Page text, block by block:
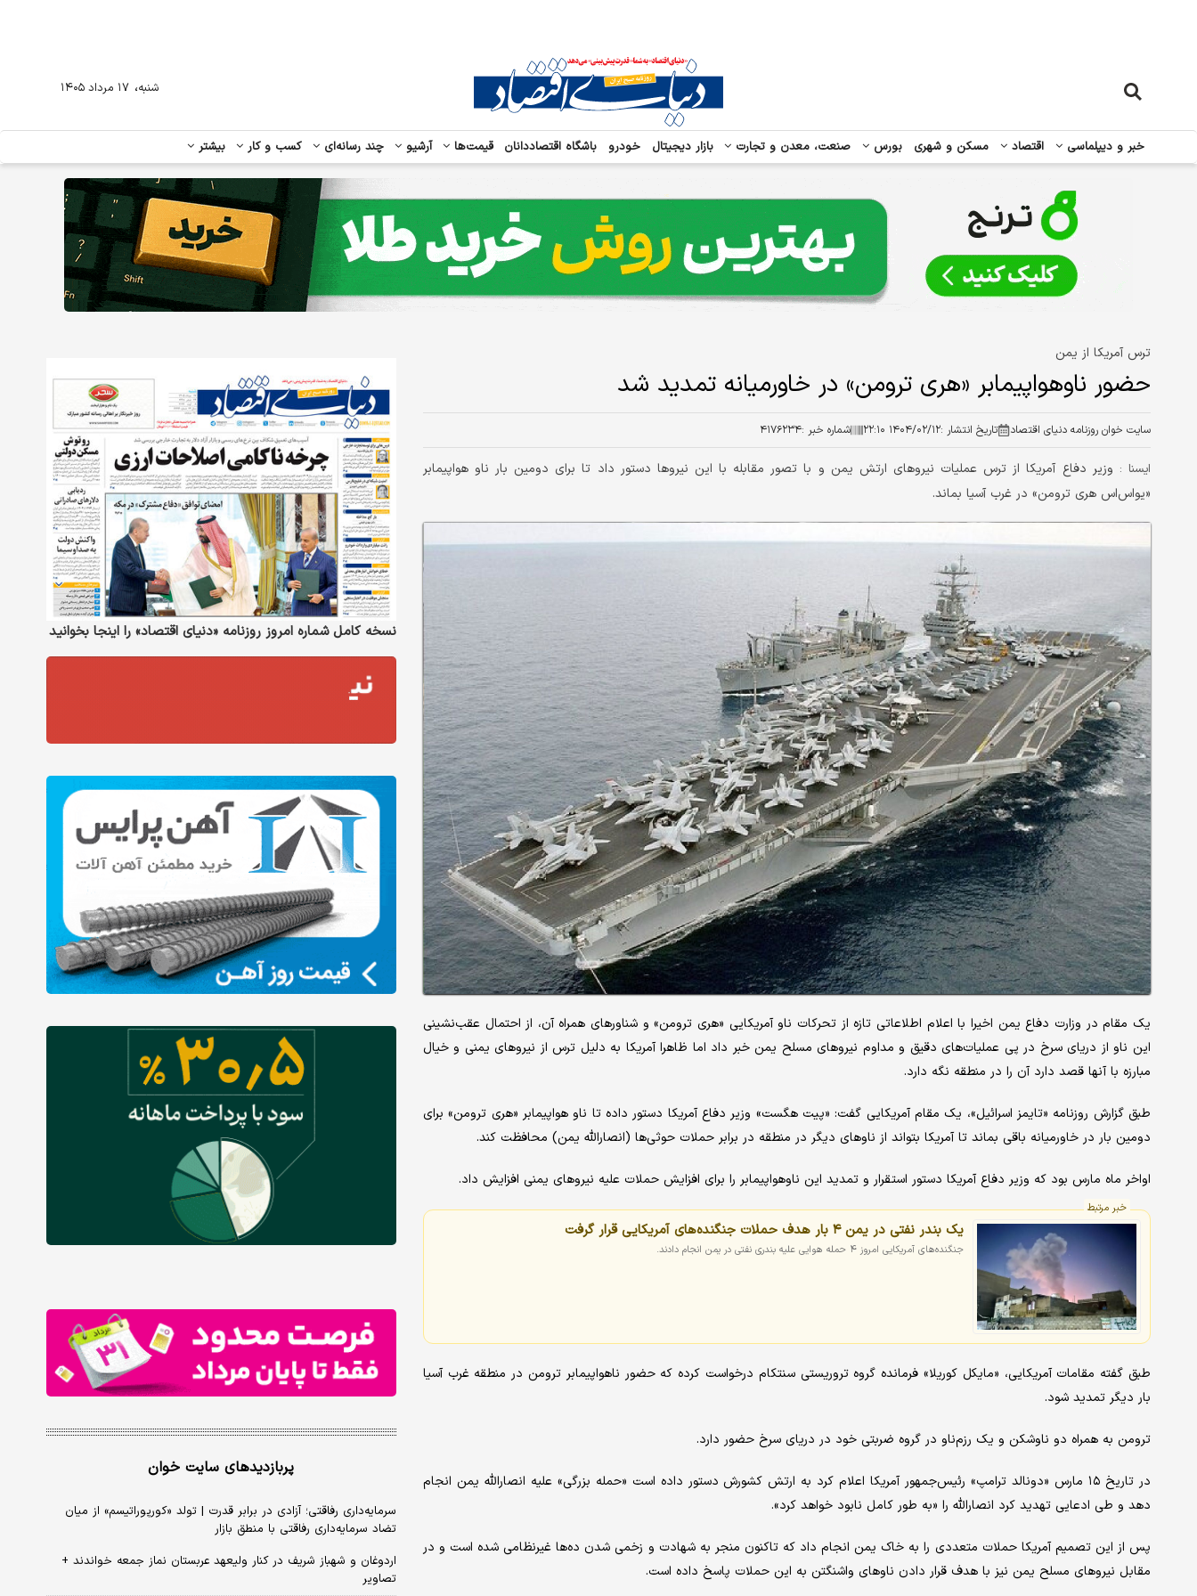
خبر و دیپلماسی اقتصاد مسکن و شهری بورس صنعت، معدن و تجارت بازار دیجیتال خودرو باشگاه اقتصاددانان قیمت‌ها آرشیو چند رسانه‌ای کسب و کار بیشتر
شنبه، ۱۷ مرداد ۱۴۰۵
ترس آمریکا از یمن
حضور ناوهواپیمابر «هری ترومن» در خاورمیانه تمدید شد
سایت خوان روزنامه دنیای اقتصاد تاریخ انتشار :۱۴۰۴/۰۲/۱۲ ۲۲:۱۰ شماره خبر :۴۱۷۶۲۳۴
ایسنا : وزیر دفاع آمریکا از ترس عملیات نیروهای ارتش یمن و با تصور مقابله با این نیروها دستور داد تا برای دومین بار ناو هواپیمابر
«یواس‌اس هری ترومن» در غرب آسیا بماند.
یک مقام در وزارت دفاع یمن اخیرا با اعلام اطلاعاتی تازه از تحرکات ناو آمریکایی «هری ترومن» و شناورهای همراه آن، از احتمال عقب‌نشینی
این ناو از دریای سرخ در پی عملیات‌های دقیق و مداوم نیروهای مسلح یمن خبر داد اما ظاهرا آمریکا به دلیل ترس از نیروهای یمنی و خیال
مبارزه با آنها قصد دارد آن را در منطقه نگه‌ دارد.
طبق گزارش روزنامه «تایمز اسرائیل»، یک مقام آمریکایی گفت: «پیت هگست» وزیر دفاع آمریکا دستور داده تا ناو هواپیمابر «هری ترومن» برای
دومین بار در خاورمیانه باقی بماند تا آمریکا بتواند از ناوهای دیگر در منطقه در برابر حملات حوثی‌ها (انصارالله یمن) محافظت کند.
اواخر ماه مارس بود که وزیر دفاع آمریکا دستور استقرار و تمدید این ناوهواپیمابر را برای افزایش حملات علیه نیروهای یمنی افزایش داد.
خبر مرتبط
یک بندر نفتی در یمن ۴ بار هدف حملات جنگنده‌های آمریکایی قرار گرفت
جنگنده‌های آمریکایی امروز ۴ حمله هوایی علیه بندری نفتی در یمن انجام دادند.
طبق گفته مقامات آمریکایی، «مایکل کوریلا» فرمانده گروه تروریستی سنتکام درخواست کرده که حضور ناهواپیمابر ترومن در منطقه غرب آسیا
بار دیگر تمدید شود.
ترومن به همراه دو ناوشکن و یک رزم‌ناو در گروه ضربتی خود در دریای سرخ حضور دارد.
در تاریخ ۱۵ مارس «دونالد ترامپ» رئیس‌جمهور آمریکا اعلام کرد به ارتش کشورش دستور داده است «حمله بزرگی» علیه انصارالله یمن انجام
دهد و طی ادعایی تهدید کرد انصارالله را «به طور کامل نابود خواهد کرد».
پس از این تصمیم آمریکا حملات متعددی را به خاک یمن انجام داد که تاکنون منجر به شهادت و زخمی شدن ده‌ها غیرنظامی شده است و در
مقابل نیروهای مسلح یمن نیز با هدف قرار دادن ناوهای واشنگتن به این حملات پاسخ داده است.
نسخه کامل شماره امروز روزنامه «دنیای‌ اقتصاد» را اینجا بخوانید
پربازدیدهای سایت خوان
سرمایه‌داری رفاقتی؛ آزادی در برابر قدرت | تولد «کورپوراتیسم» از میان
تضاد سرمایه‌داری رفاقتی با منطق بازار
اردوغان و شهباز شریف در کنار ولیعهد عربستان نماز جمعه خواندند +
تصاویر